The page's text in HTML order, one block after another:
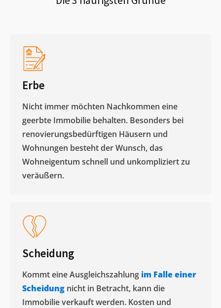
Erbe
Nicht immer möchten Nachkommen eine
geerbte Immobilie behalten. Besonders bei
renovierungsbedürftigen Häusern und
Wohnungen besteht der Wunsch, das
Wohneigentum schnell und unkompliziert zu
veräußern. ​
Scheidung
Kommt eine Ausgleichszahlung im Falle einer
Scheidung nicht in Betracht, kann die
Immobilie verkauft werden. Kosten und